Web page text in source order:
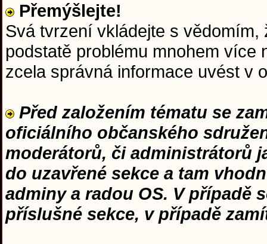
Přemýšlejte!
Svá tvrzení vkládejte s
podstatě problému mnohem více
zcela správná informace uvést v
Před založením tématu se
oficiálního občanského
moderátorů, či administrátorů
do uzavřené sekce a tam
adminy a radou OS. V případě
příslušné sekce, v případě